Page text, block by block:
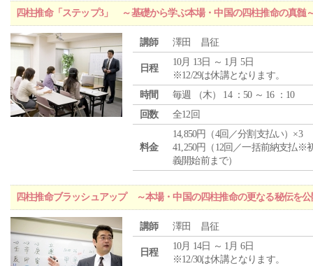
四柱推命「ステップ3」 ～基礎から学ぶ本場・中国の四柱推命の真髄
講師 澤田 昌征
日程
10月 13日 ～ 1月 5日
※12/29は休講となります。
時間
毎週 （木） 14 ：50 ～ 16 ：10
回数
全12回
料金
14,850円（4回／分割支払い）×3
41,250円（12回／一括前納支払※
義開始前まで）
四柱推命ブラッシュアップ ～本場・中国の四柱推命の更なる秘伝を
講師 澤田 昌征
日程
10月 14日 ～ 1月 6日
※12/30は休講となります。